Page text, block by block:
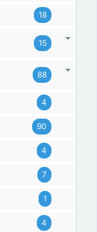
18
15
88
4
90
4
7
1
4